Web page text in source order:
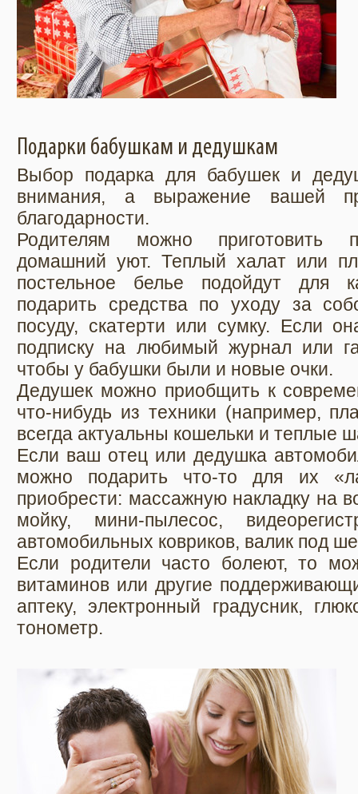
Подарки бабушкам и дедушкам
Выбор подарка для бабушек и
внимания, а выражение вашей
благодарности.
Родителям можно приготовить
домашний уют. Теплый халат или
постельное белье подойдут для
подарить средства по уходу за
посуду, скатерти или сумку. Если
подписку на любимый журнал или
чтобы у бабушки были и новые очки.
Дедушек можно приобщить к
что-нибудь из техники (например,
всегда актуальны кошельки и теплые
Если ваш отец или дедушка
можно подарить что-то для их
приобрести: массажную накладку на
мойку, мини-пылесос,
автомобильных ковриков, валик под
Если родители часто болеют, то
витаминов или другие
аптеку, электронный градусник,
тонометр.